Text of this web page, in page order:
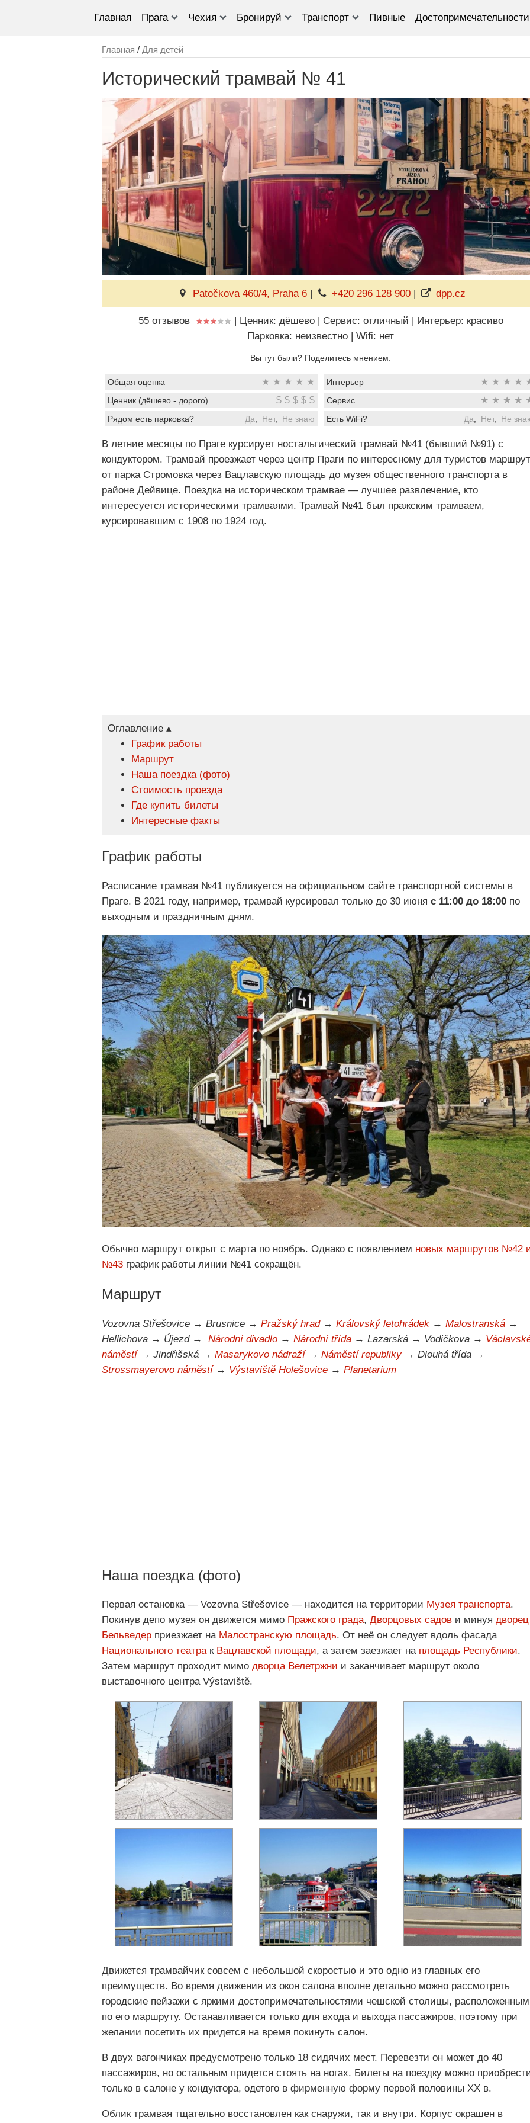
Главная Прага Чехия Бронируй Транспорт Пивные Достопримечательности
Главная / Для детей
Исторический трамвай № 41
Patočkova 460/4, Praha 6| +420 296 128 900 | dpp.cz
55 отзывов | Ценник: дёшево | Сервис: отличный | Интерьер: красиво
Парковка: неизвестно | Wifi: нет
Вы тут были? Поделитесь мнением.
Общая оценка ★ ★ ★ ★ ★ Интерьер ★ ★ ★ ★
Ценник (дёшево - дорого) $ $ $ $ $ Сервис ★ ★ ★ ★
Рядом есть парковка? Да Нет, Не знаю Есть WiFi? Да Нет, Не
В летние месяцы по Праге курсирует ностальгический трамвай №41 (бывший №91) с
кондуктором. Трамвай проезжает через центр Праги по интересному для туристов
от парка Стромовка через Вацлавскую площадь до музея общественного транспорта в
районе Дейвице. Поездка на историческом трамвае — лучшее развлечение, кто
интересуется историческими трамваями. Трамвай №41 был пражским трамваем,
курсировавшим с 1908 по 1924 год.
Оглавление ▴
График работы
Маршрут
Наша поездка (фото)
Стоимость проезда
Где купить билеты
Интересные факты
График работы
Расписание трамвая №41 публикуется на официальном сайте транспортной системы в
Праге. В 2021 году, например, трамвай курсировал только до 30 июня с 11:00 до 18:00 по
выходным и праздничным дням.
Обычно маршрут открыт с марта по ноябрь. Однако с появлением новых маршрутов №42
№43 график работы линии №41 сокращён.
Маршрут
Vozovna Střešovice → Brusnice → Pražský hrad→ Královský letohrádek → Malostranská →
Hellichova → Újezd →
Národní divadlo → Národní třída → Lazarská → Vodičkova →
náměstí→ Jindřišská → Masarykovo nádraží→ Náměstí republiky→ Dlouhá třída →
Strossmayerovo náměstí→ Výstaviště Holešovice → Planetarium
Наша поездка (фото)
Первая остановка — Vozovna Střešovice — находится на территории Музея транспорта.
Покинув депо музея он движется мимо Пражского града, Дворцовых садов и минуя дворец
Бельведер приезжает на Малостранскую площадь. От неё он следует вдоль фасада
Национального театрак Вацлавской площади, а затем заезжает на площадь Республики.
Затем маршрут проходит мимо дворца Велетржни и заканчивает маршрут около
выставочного центра Výstaviště.
Движется трамвайчик совсем с небольшой скоростью и это одно из главных его
преимуществ. Во время движения из окон салона вполне детально можно рассмотреть
городские пейзажи с яркими достопримечательностями чешской столицы,
по его маршруту. Останавливается только для входа и выхода пассажиров, поэтому при
желании посетить их придется на время покинуть салон.
В двух вагончиках предусмотрено только 18 сидячих мест. Перевезти он может до 40
пассажиров, но остальным придется стоять на ногах. Билеты на поездку можно
только в салоне у кондуктора, одетого в фирменную форму первой половины XX в.
Облик трамвая тщательно восстановлен как снаружи, так и внутри. Корпус окрашен в